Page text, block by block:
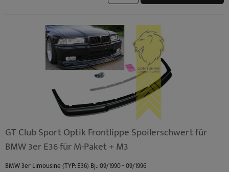
GT Club Sport Optik Frontlippe Spoilerschwert für
BMW 3er E36 für M-Paket + M3
BMW 3er Limousine (TYP: E36) Bj.: 09/1990 - 09/1996